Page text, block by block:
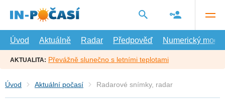
hlavní
Úvod
Aktuálně Radar Předpověď Numerický model
AKTUALITA: Převážně slunečno s letními teplotami
Úvod Aktuální počasí Radarové snímky, radar